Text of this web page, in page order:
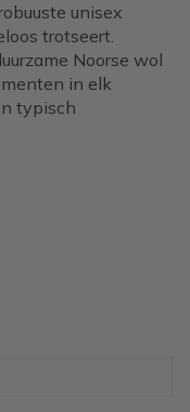
unisex
trotseert.
Noorse wol
in elk
typisch